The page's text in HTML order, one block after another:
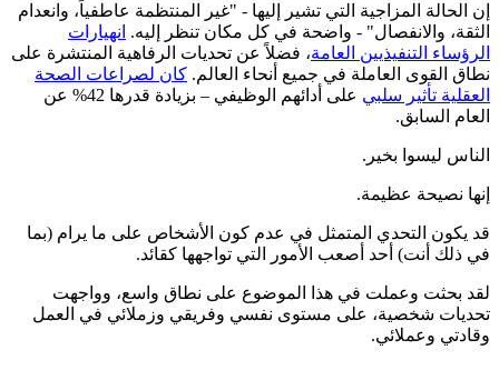
إن الحالة المزاجية التي تشير إليها - "غير المنتظمة عاطفياً، وانعدام
الثقة، والانفصال" - واضحة في كل مكان تنظر إليه. انهيارات
الرؤساء التنفيذيين العامة، فضلاً عن تحديات الرفاهية المنتشرة على
نطاق القوى العاملة في جميع أنحاء العالم. كان لصراعات الصحة
العقلية تأثير سلبي
على أدائهم الوظيفي – بزيادة قدرها 42% عن
العام السابق.
الناس ليسوا بخير.
إنها نصيحة عظيمة.
قد يكون التحدي المتمثل في عدم كون الأشخاص على ما يرام (بما
في ذلك أنت) أحد أصعب الأمور التي تواجهها كقائد.
لقد بحثت وعملت في هذا الموضوع على نطاق واسع، وواجهت
تحديات شخصية، على مستوى نفسي وفريقي وزملائي في العمل
وقادتي وعملائي.